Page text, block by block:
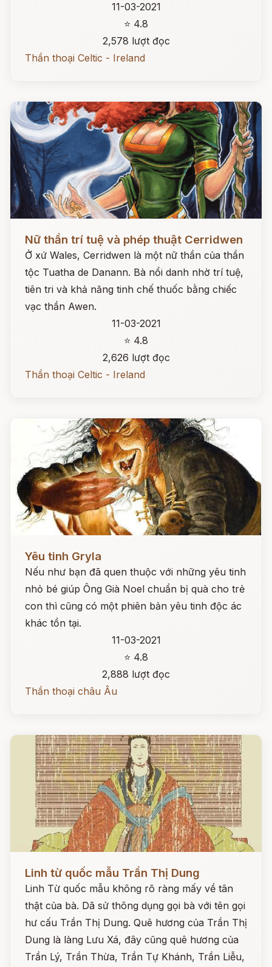
11-03-2021
⭐ 4.8
2,578 lượt đọc
Thần thoại Celtic - Ireland
Nữ thần trí tuệ và phép thuật Cerridwen
Ở xứ Wales, Cerridwen là một nữ thần của thần
tộc Tuatha de Danann. Bà nổi danh nhờ trí tuệ,
tiên tri và khả năng tinh chế thuốc bằng chiếc
vạc thần Awen.
11-03-2021
⭐ 4.8
2,626 lượt đọc
Thần thoại Celtic - Ireland
Yêu tinh Gryla
Nếu như bạn đã quen thuộc với những yêu tinh
nhỏ bé giúp Ông Già Noel chuẩn bị quà cho trẻ
con thì cũng có một phiên bản yêu tinh độc ác
khác tồn tại.
11-03-2021
⭐ 4.8
2,888 lượt đọc
Thần thoại châu Âu
Linh từ quốc mẫu Trần Thị Dung
Linh Từ quốc mẫu không rõ ràng mấy về tân
thật của bà. Dã sử thông dụng gọi bà với tên gọi
hư cấu Trần Thị Dung. Quê hương của Trần Thị
Dung là làng Lưu Xá, đây cũng quê hương của
Trần Lý, Trần Thừa, Trần Tự Khánh, Trần Liễu,